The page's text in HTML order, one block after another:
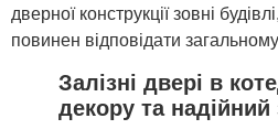
дверної конструкції зовні
повинен відповідати
Залізні двері в
декору та надійний